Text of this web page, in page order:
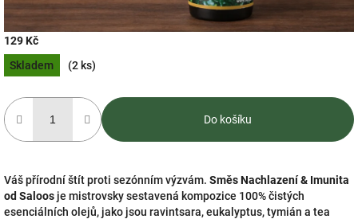
129 Kč
Měrná
cena:
Skladem (2 ks)
Do košíku
Váš přírodní štít proti sezónním výzvám. Směs Nachlazení & Imunita
od Saloos je mistrovsky sestavená kompozice 100% čistých
esenciálních olejů, jako jsou ravintsara, eukalyptus, tymián a tea